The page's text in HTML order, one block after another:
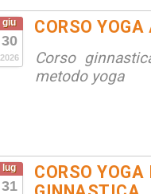
giu
30
2026
CORSO
Corso
metodo yoga
lug
31
CORSO